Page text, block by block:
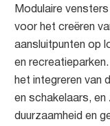
Modulaire
voor het creëren
aansluitpunten op
en
het integreren van
en schakelaars,
duurzaamheid en